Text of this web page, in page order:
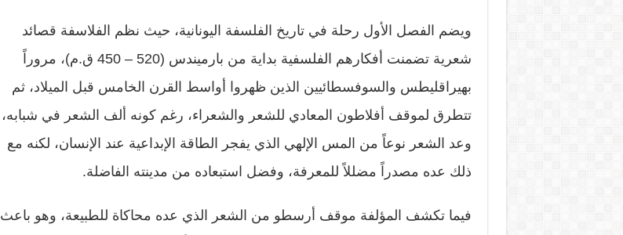
ويضم الفصل الأول رحلة في تاريخ الفلسفة اليونانية، حيث نظم الفلاسفة قصائد
شعرية تضمنت أفكارهم الفلسفية بداية من بارميندس (520 – 450 ق.م)، مروراً
بهيراقليطس والسوفسطائيين الذين ظهروا أواسط القرن الخامس قبل الميلاد، ثم
تتطرق لموقف أفلاطون المعادي للشعر والشعراء، رغم كونه ألف الشعر في شبابه،
وعد الشعر نوعاً من المس الإلهي الذي يفجر الطاقة الإبداعية عند الإنسان، لكنه مع
ذلك عده مصدراً مضللاً للمعرفة، وفضل استبعاده من مدينته الفاضلة.
فيما تكشف المؤلفة موقف أرسطو من الشعر الذي عده محاكاة للطبيعة، وهو باعث